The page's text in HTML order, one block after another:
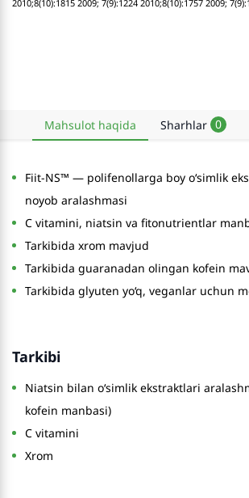
2010;8(10):1815 2009; 7(9):1224 2010;8(10):1757 2009;
Mahsulot haqida Sharhlar 0
Fiit-NS™ — polifenollarga boy o‘simlik
noyob aralashmasi
C vitamini, niatsin va fitonutrientlar
Tarkibida xrom mavjud
Tarkibida guaranadan olingan kofein
Tarkibida glyuten yo‘q, veganlar uchun
Tarkibi
Niatsin bilan o‘simlik ekstraktlari
kofein manbasi)
C vitamini
Xrom